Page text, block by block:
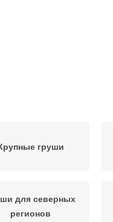
груши
для северных
регионов